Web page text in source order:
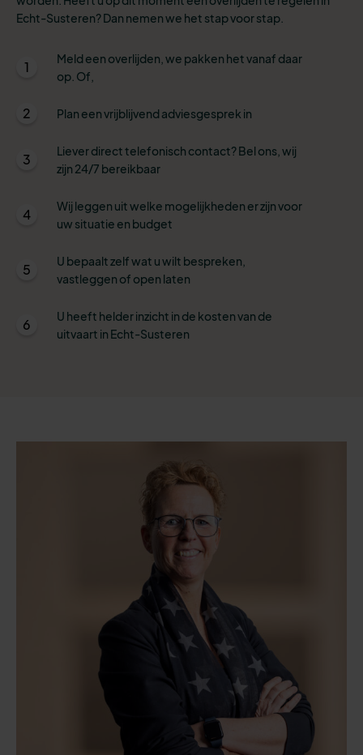
Echt-Susteren? Dan nemen we het stap voor stap.
1
Meld een overlijden, we pakken het vanaf daar
op. Of,
2 Plan een vrijblijvend adviesgesprek in
3
Liever direct telefonisch contact? Bel ons, wij
zijn 24/7 bereikbaar
4
Wij leggen uit welke mogelijkheden er zijn voor
uw situatie en budget
5
U bepaalt zelf wat u wilt bespreken,
vastleggen of open laten
6
U heeft helder inzicht in de kosten van de
uitvaart in Echt-Susteren